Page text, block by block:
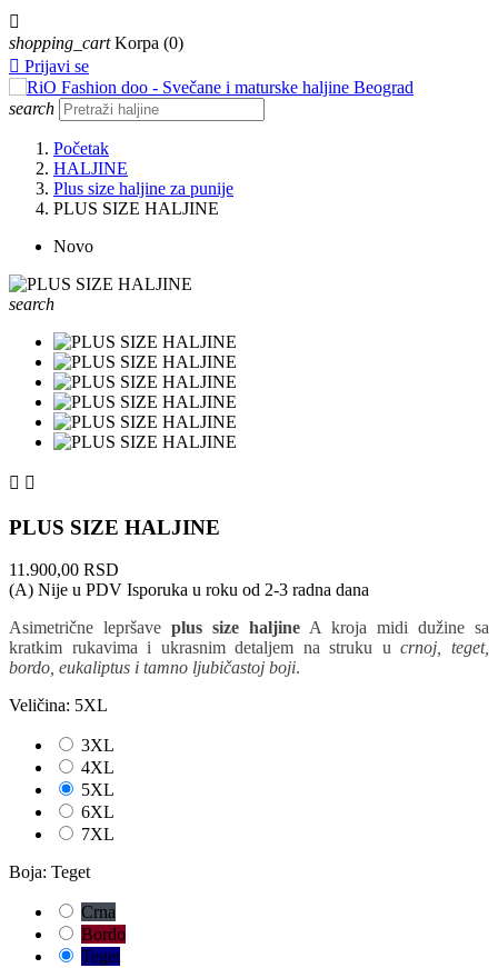

shopping_cart Korpa (0)
 Prijavi se
search
Početak
HALJINE
Plus size haljine za punije
PLUS SIZE HALJINE
Novo
search
 
PLUS SIZE HALJINE
11.900,00 RSD
(A) Nije u PDV Isporuka u roku od 2-3 radna dana
Asimetrične lepršave plus size haljine A kroja midi dužine sa
kratkim rukavima i ukrasnim detaljem na struku ucrnoj, teget,
bordo, eukaliptus i tamno ljubičastoj boji.
Veličina: 5XL
3XL
4XL
5XL
6XL
7XL
Boja: Teget
Crna
Bordo
Teget